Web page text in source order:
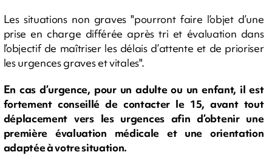
Les situations non graves "pourront faire l’objet d’une
prise en charge différée après tri et évaluation dans
l’objectif de maîtriser les délais d’attente et de prioriser
les urgences graves et vitales".
En cas d’urgence, pour un adulte ou un enfant, il est
fortement conseillé de contacter le 15, avant tout
déplacement vers les urgences afin d’obtenir une
première évaluation médicale et une orientation
adaptée à votre situation.